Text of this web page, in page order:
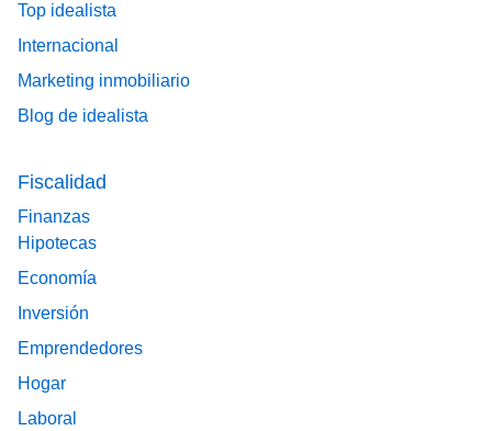
Top idealista
Internacional
Marketing inmobiliario
Blog de idealista
Fiscalidad
Finanzas
Hipotecas
Economía
Inversión
Emprendedores
Hogar
Laboral